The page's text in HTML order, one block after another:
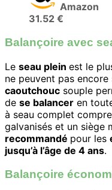
Amazon
31.52 €
Balançoire avec
Le seau plein est le
ne peuvent pas encore
caoutchouc souple
de se balancer en
à seau complet
galvanisés et un siège
recommandé pour les
jusqu’à l’âge de 4 ans.
Balançoire